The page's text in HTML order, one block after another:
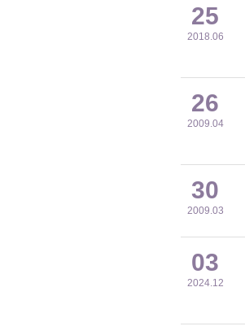
25
2018.06
26
2009.04
30
2009.03
03
2024.12